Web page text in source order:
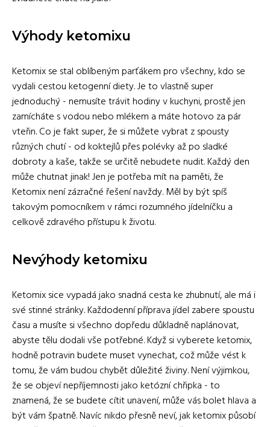
Výhody ketomixu
Ketomix se stal oblíbeným parťákem pro všechny, kdo se
vydali cestou ketogenní diety. Je to vlastně super
jednoduchý - nemusíte trávit hodiny v kuchyni, prostě jen
zamícháte s vodou nebo mlékem a máte hotovo za pár
vteřin. Co je fakt super, že si můžete vybrat z spousty
různých chutí - od koktejlů přes polévky až po sladké
dobroty a kaše, takže se určitě nebudete nudit. Každý den
může chutnat jinak! Jen je potřeba mít na paměti, že
Ketomix není zázračné řešení navždy. Měl by být spíš
takovým pomocníkem v rámci rozumného jídelníčku a
celkově zdravého přístupu k životu.
Nevýhody ketomixu
Ketomix sice vypadá jako snadná cesta ke zhubnutí, ale má i
své stinné stránky. Každodenní příprava jídel zabere spoustu
času a musíte si všechno dopředu důkladně naplánovat,
abyste tělu dodali vše potřebné. Když si vyberete ketomix,
hodně potravin budete muset vynechat, což může vést k
tomu, že vám budou chybět důležité živiny. Není výjimkou,
že se objeví nepříjemnosti jako ketózní chřipka - to
znamená, že se budete cítit unavení, může vás bolet hlava a
být vám špatně. Navíc nikdo přesně neví, jak ketomix působí